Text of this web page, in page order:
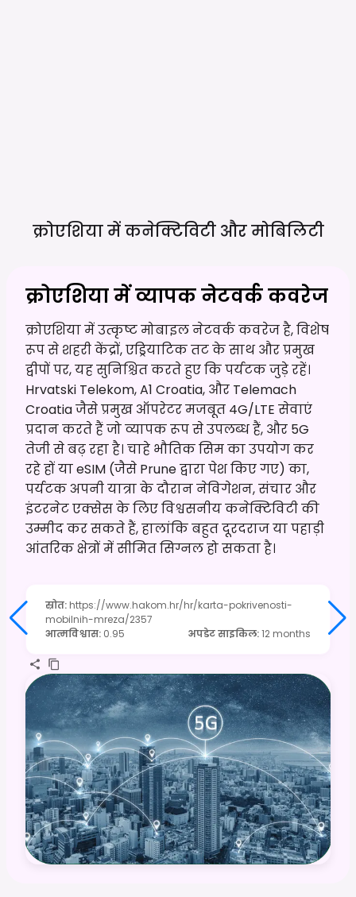
क्रोएशिया में कनेक्टिविटी औरमोबिलिटी
क्रोएशिया में व्यापक नेटवर्क कवरेज
क्रोएशिया में उत्कृष्ट मोबाइल नेटवर्क कवरेज है, विशेष
रूप से शहरी केंद्रों, एड्रियाटिक तट के साथ और प्रमुख
द्वीपों पर, यह सुनिश्चित करते हुए कि पर्यटक जुड़े रहें।
Hrvatski Telekom, A1 Croatia, और Telemach
Croatia जैसे प्रमुख ऑपरेटर मजबूत 4G/LTE सेवाएं
प्रदान करते हैं जो व्यापक रूप से उपलब्ध हैं, और 5G
तेजी से बढ़ रहा है। चाहे भौतिक सिम का उपयोग कर
रहे हों या eSIM (जैसे Prune द्वारा पेश किए गए) का,
पर्यटक अपनी यात्रा के दौरान नेविगेशन, संचार और
इंटरनेट एक्सेस के लिए विश्वसनीय कनेक्टिविटी की
उम्मीद कर सकते हैं, हालांकि बहुत दूरदराज या पहाड़ी
आंतरिक क्षेत्रों में सीमित सिग्नल हो सकता है।
स्रोत: https://www.hakom.hr/hr/karta-pokrivenosti-
mobilnih-mreza/2357
आत्मविश्वास: 0.95 अपडेट साइकिल:12 months